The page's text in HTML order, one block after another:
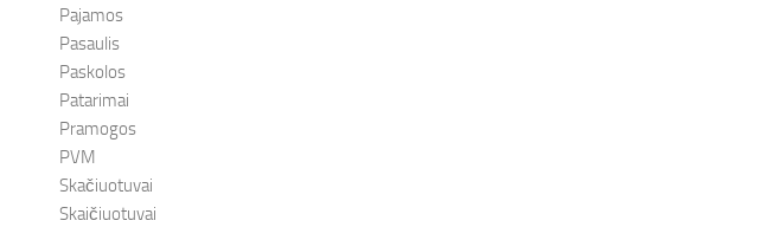
Pajamos
Pasaulis
Paskolos
Patarimai
Pramogos
PVM
Skačiuotuvai
Skaičiuotuvai